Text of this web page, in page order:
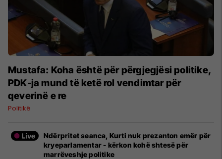
Mustafa: Koha është për përgjegjësi politike,
PDK-ja mund të ketë rol vendimtar për
qeverinë e re
Politikë
Ndërpritet seanca, Kurti nuk prezanton emër për
kryeparlamentar - kërkon kohë shtesë për
marrëveshje politike